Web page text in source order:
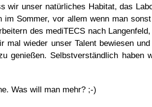
unser natürliches Habitat, das
im Sommer, vor allem wenn man
des mediTECS nach
mal wieder unser Talent bewiesen
genießen. Selbstverständlich
Was will man mehr? ;-)